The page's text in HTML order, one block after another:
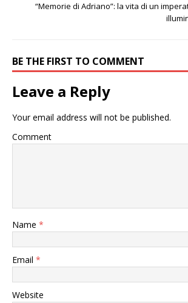
“Memorie di Adriano”: la vita di un
BE THE FIRST TO COMMENT
Leave a Reply
Your email address will not be published.
Comment
Name *
Email *
Website